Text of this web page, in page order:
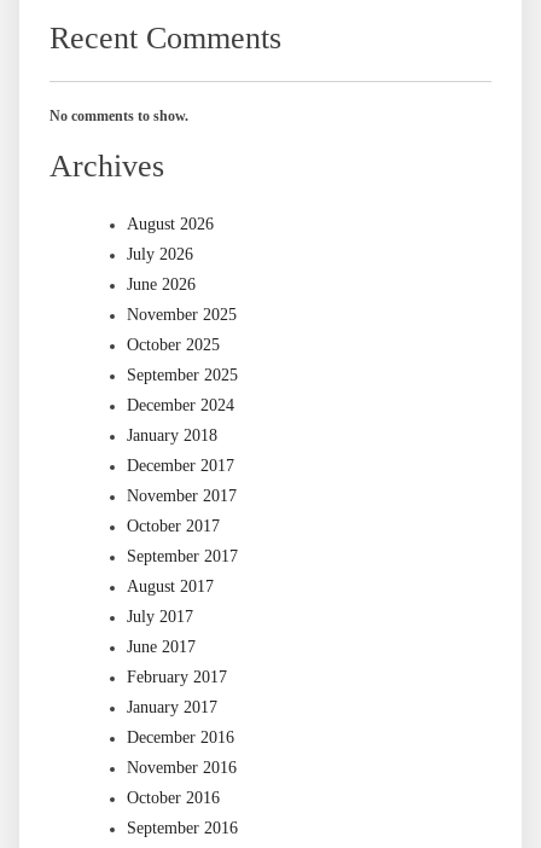
Recent Comments
No comments to show.
Archives
August 2026
July 2026
June 2026
November 2025
October 2025
September 2025
December 2024
January 2018
December 2017
November 2017
October 2017
September 2017
August 2017
July 2017
June 2017
February 2017
January 2017
December 2016
November 2016
October 2016
September 2016